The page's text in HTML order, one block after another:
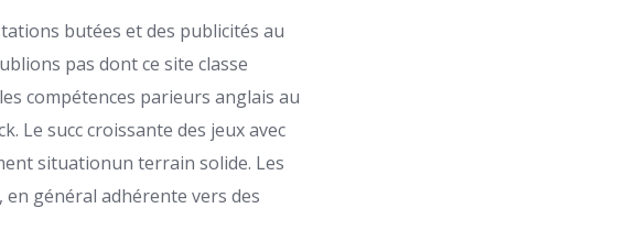
butées et des publicités au
pas dont ce site classe
compétences parieurs anglais au
Le succ croissante des jeux avec
situationun terrain solide. Les
général adhérente vers des